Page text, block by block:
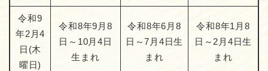
令和9
年2月4
日(木
曜日)
令和8年9月8
日～10月4日
生まれ
令和8年6月8
日～7月4日生
まれ
令和8年1月8
日～2月4日生
まれ